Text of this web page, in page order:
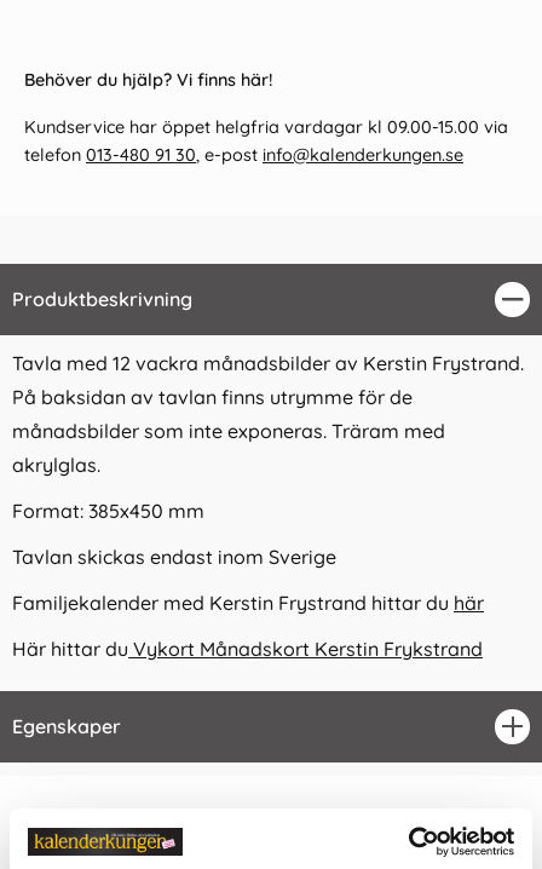
Behöver du hjälp? Vi finns här!
Kundservice har öppet helgfria vardagar kl 09.00-15.00 via
telefon 013-480 91 30, e-post info@kalenderkungen.se
Produktbeskrivning
Tavla med 12 vackra månadsbilder av Kerstin Frystrand.
På baksidan av tavlan finns utrymme för de
månadsbilder som inte exponeras. Träram med
akrylglas.
Format: 385x450 mm
Tavlan skickas endast inom Sverige
Familjekalender med Kerstin Frystrand hittar du här
Här hittar du Vykort Månadskort Kerstin Frykstrand
Egenskaper
Relaterade kategorier